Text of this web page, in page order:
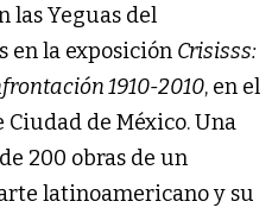
las Yeguas del
en la exposición Crisisss:
1910-2010, en el
Ciudad de México. Una
200 obras de un
latinoamericano y su